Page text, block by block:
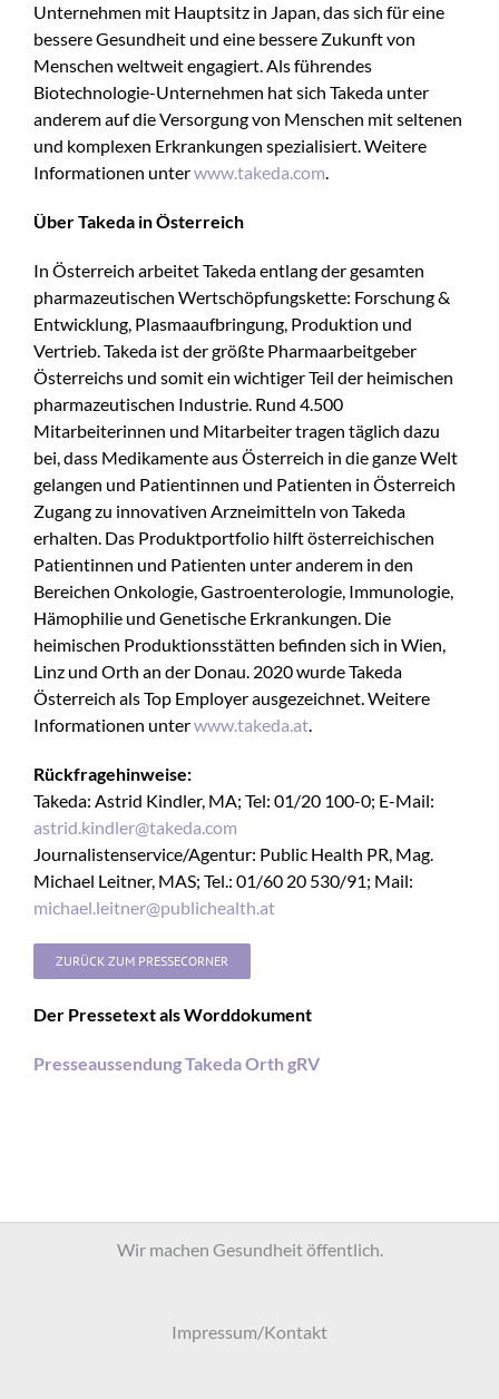
Unternehmen mit Hauptsitz in Japan, das sich für eine
bessere Gesundheit und eine bessere Zukunft von
Menschen weltweit engagiert. Als führendes
Biotechnologie-Unternehmen hat sich Takeda unter
anderem auf die Versorgung von Menschen mit seltenen
und komplexen Erkrankungen spezialisiert. Weitere
Informationen unterwww.takeda.com.
Über Takeda in Österreich
In Österreich arbeitet Takeda entlang der gesamten
pharmazeutischen Wertschöpfungskette: Forschung &
Entwicklung, Plasmaaufbringung, Produktion und
Vertrieb. Takeda ist der größte Pharmaarbeitgeber
Österreichs und somit ein wichtiger Teil der heimischen
pharmazeutischen Industrie. Rund 4.500
Mitarbeiterinnen und Mitarbeiter tragen täglich dazu
bei, dass Medikamente aus Österreich in die ganze Welt
gelangen und Patientinnen und Patienten in Österreich
Zugang zu innovativen Arzneimitteln von Takeda
erhalten. Das Produktportfolio hilft österreichischen
Patientinnen und Patienten unter anderem in den
Bereichen Onkologie, Gastroenterologie, Immunologie,
Hämophilie und Genetische Erkrankungen. Die
heimischen Produktionsstätten befinden sich in Wien,
Linz und Orth an der Donau. 2020 wurde Takeda
Österreich als Top Employer ausgezeichnet. Weitere
Informationen unterwww.takeda.at.
Rückfragehinweise:
Takeda: Astrid Kindler, MA; Tel: 01/20 100-0; E-Mail:
astrid.kindler@takeda.com
Journalistenservice/Agentur: Public Health PR, Mag.
Michael Leitner, MAS; Tel.: 01/60 20 530/91; Mail:
michael.leitner@publichealth.at
ZURÜCK ZUM PRESSECORNER
Der Pressetext als Worddokument
Presseaussendung Takeda Orth gRV
Wir machen Gesundheit öffentlich.
Impressum/Kontakt